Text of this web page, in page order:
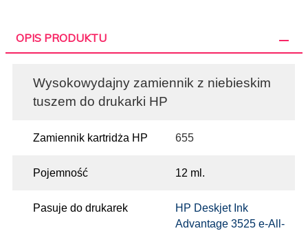
OPIS PRODUKTU
Wysokowydajny zamiennik z niebieskim
tuszem do drukarki HP
Zamiennik kartridża HP 655
Pojemność 12 ml.
Pasuje do drukarek
HP Deskjet Ink
Advantage 3525 e-All-